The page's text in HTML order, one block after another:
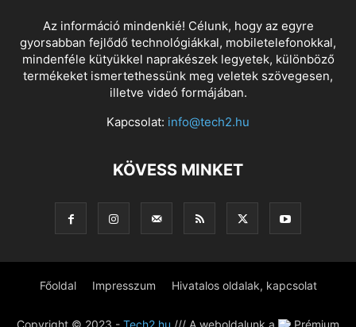
Az információ mindenkié! Célunk, hogy az egyre
gyorsabban fejlődő technológiákkal, mobiletelefonokkal,
mindenféle kütyükkel naprakészek legyetek, különböző
termékeket ismertethessünk meg veletek szövegesen,
illetve videó formájában.
Kapcsolat: info@tech2.hu
KÖVESS MINKET
Főoldal Impresszum Hivatalos oldalak, kapcsolat